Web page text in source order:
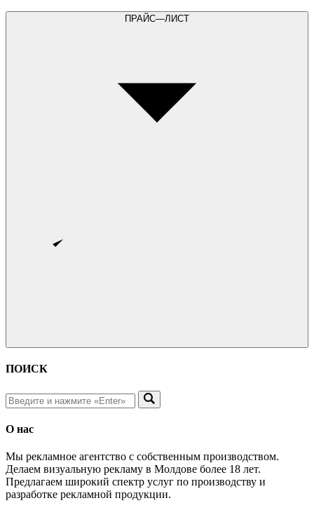
ПРАЙС—ЛИСТ
ПОИСК
О нас
Мы рекламное агентство с собственным производством.
Делаем визуальную рекламу в Молдове более 18 лет.
Предлагаем широкий спектр услуг по производству и
разработке рекламной продукции.